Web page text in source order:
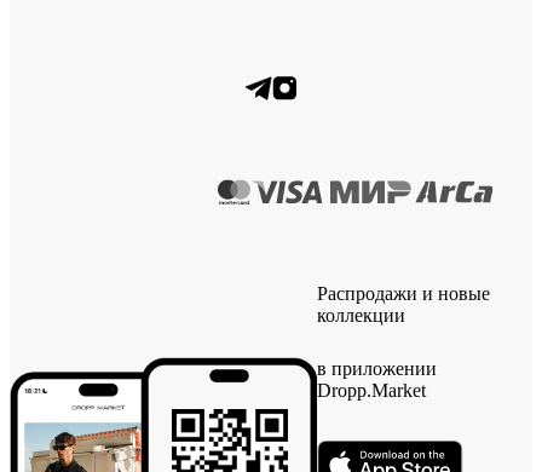
Распродажи и новые
коллекции
в приложении
Dropp.Market